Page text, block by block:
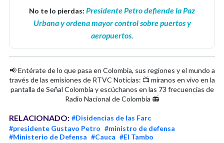
No te lo pierdas: Presidente Petro defiende la Paz
Urbana y ordena mayor control sobre puertos y
aeropuertos.
📢 Entérate de lo que pasa en Colombia, sus regiones y el mundo a
través de las emisiones de RTVC Noticias: 📺 míranos en vivo en la
pantalla de Señal Colombia y escúchanos en las 73 frecuencias de
Radio Nacional de Colombia 📻
RELACIONADO: #Disidencias de las Farc
#presidente Gustavo Petro #ministro de defensa
#Ministerio de Defensa #Cauca #El Tambo